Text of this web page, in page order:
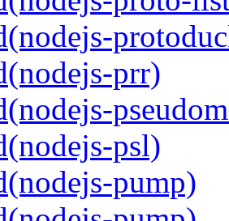
prr)
psl)
pump)